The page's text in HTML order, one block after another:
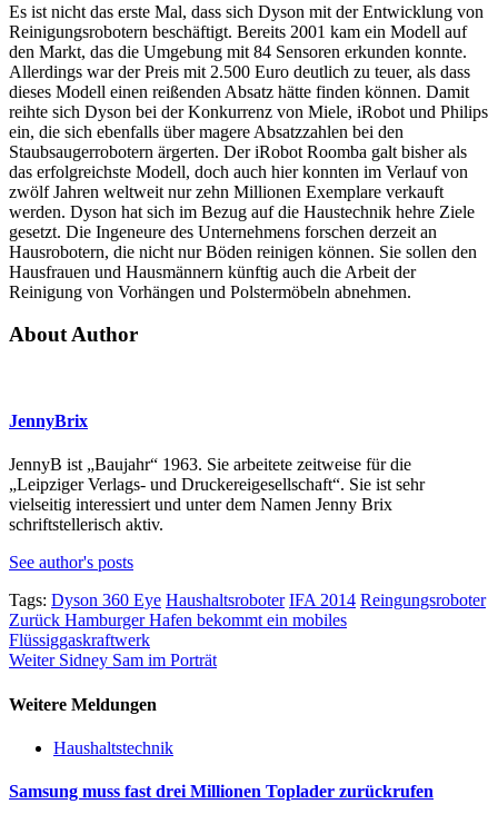
Es ist nicht das erste Mal, dass sich Dyson mit der Entwicklung von
Reinigungsrobotern beschäftigt. Bereits 2001 kam ein Modell auf
den Markt, das die Umgebung mit 84 Sensoren erkunden konnte.
Allerdings war der Preis mit 2.500 Euro deutlich zu teuer, als dass
dieses Modell einen reißenden Absatz hätte finden können. Damit
reihte sich Dyson bei der Konkurrenz von Miele, iRobot und Philips
ein, die sich ebenfalls über magere Absatzzahlen bei den
Staubsaugerrobotern ärgerten. Der iRobot Roomba galt bisher als
das erfolgreichste Modell, doch auch hier konnten im Verlauf von
zwölf Jahren weltweit nur zehn Millionen Exemplare verkauft
werden. Dyson hat sich im Bezug auf die Haustechnik hehre Ziele
gesetzt. Die Ingeneure des Unternehmens forschen derzeit an
Hausrobotern, die nicht nur Böden reinigen können. Sie sollen den
Hausfrauen und Hausmännern künftig auch die Arbeit der
Reinigung von Vorhängen und Polstermöbeln abnehmen.
About Author
JennyBrix
JennyB ist „Baujahr“ 1963. Sie arbeitete zeitweise für die
„Leipziger Verlags- und Druckereigesellschaft“. Sie ist sehr
vielseitig interessiert und unter dem Namen Jenny Brix
schriftstellerisch aktiv.
See author's posts
Tags: Dyson 360 Eye Haushaltsroboter IFA 2014 Reingungsroboter
Beitragsnavigation
Zurück Hamburger Hafen bekommt ein mobiles
Flüssiggaskraftwerk
WeiterSidney Sam im Porträt
Weitere Meldungen
Haushaltstechnik
Samsung muss fast drei Millionen Toplader zurückrufen